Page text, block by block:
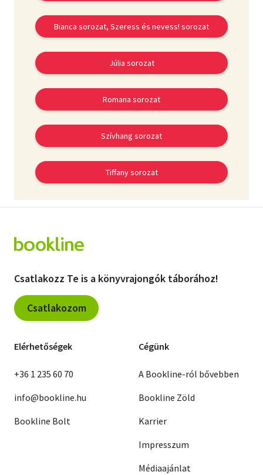
Bianca sorozat, Szeress és nevess! sorozat
Júlia sorozat
Romana sorozat
Szívhang sorozat
Tiffany sorozat
Csatlakozz Te is a könyvrajongók táborához!
Csatlakozom
Elérhetőségek
+36 1 235 60 70
info@bookline.hu
Bookline Bolt
Cégünk
A Bookline-ról bővebben
Bookline Zöld
Karrier
Impresszum
Médiaajánlat